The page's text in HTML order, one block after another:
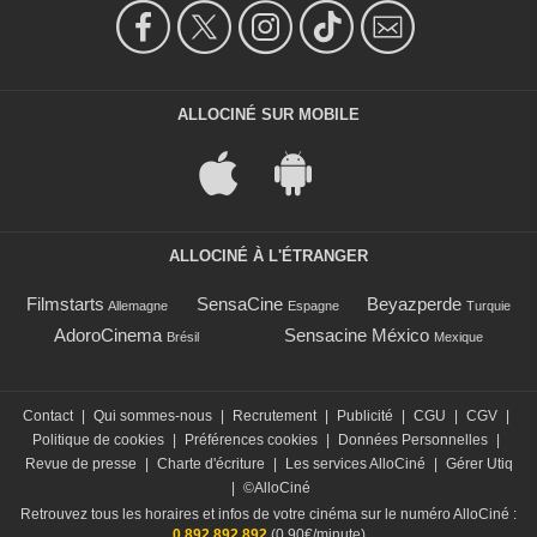
ALLOCINÉ SUR MOBILE
ALLOCINÉ À L'ÉTRANGER
Filmstarts Allemagne SensaCine Espagne Beyazperde Turquie
AdoroCinema Brésil Sensacine México Mexique
Contact Qui sommes-nous Recrutement Publicité CGU CGV
Politique de cookies
Préférences cookies Données Personnelles
Revue de presse
Charte d'écriture Les services AlloCiné
Gérer Utiq
©AlloCiné
Retrouvez tous les horaires et infos de votre cinéma sur le numéro AlloCiné :